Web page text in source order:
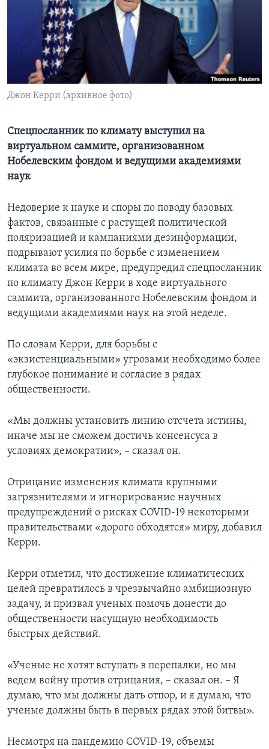
Learning English
СОЦИАЛЬНЫЕ СЕТИ
Джон Керри (архивное фото)
Спецпосланник по климату выступил на
виртуальном саммите, организованном
Нобелевским фондом и ведущими академиями
наук
Недоверие к науке и споры по поводу базовых
фактов, связанные с растущей политической
поляризацией и кампаниями дезинформации,
подрывают усилия по борьбе с изменением
климата во всем мире, предупредил спецпосланник
по климату Джон Керри в ходе виртуального
саммита, организованного Нобелевским фондом и
ведущими академиями наук на этой неделе.
По словам Керри, для борьбы с
«экзистенциальными» угрозами необходимо более
глубокое понимание и согласие в рядах
общественности.
«Мы должны установить линию отсчета истины,
иначе мы не сможем достичь консенсуса в
условиях демократии», – сказал он.
Отрицание изменения климата крупными
загрязнителями и игнорирование научных
предупреждений о рисках COVID-19 некоторыми
правительствами «дорого обходятся» миру, добавил
Керри.
Керри отметил, что достижение климатических
целей превратилось в чрезвычайно амбициозную
задачу, и призвал ученых помочь донести до
общественности насущную необходимость
быстрых действий.
«Ученые не хотят вступать в перепалки, но мы
ведем войну против отрицания, – сказал он. – Я
думаю, что мы должны дать отпор, и я думаю, что
ученые должны быть в первых рядах этой битвы».
Несмотря на пандемию COVID-19, объемы